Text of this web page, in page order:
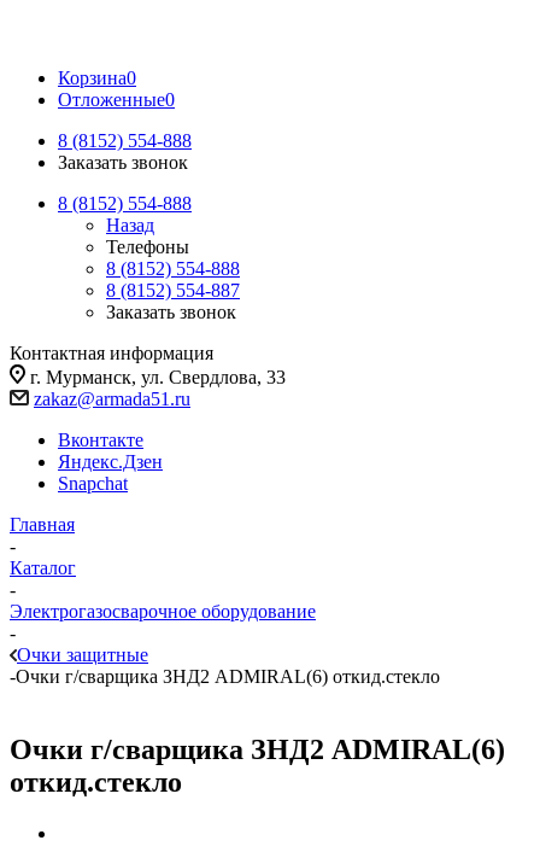
Корзина0
Отложенные0
8 (8152) 554-888
Заказать звонок
8 (8152) 554-888
Назад
Телефоны
8 (8152) 554-888
8 (8152) 554-887
Заказать звонок
Контактная информация
г. Мурманск, ул. Свердлова, 33
zakaz@armada51.ru
Вконтакте
Яндекс.Дзен
Snapchat
Главная
-
Каталог
-
Электрогазосварочное оборудование
-
Очки защитные
-Очки г/сварщика ЗНД2 ADMIRAL(6) откид.стекло
Очки г/сварщика ЗНД2 ADMIRAL(6)
откид.стекло